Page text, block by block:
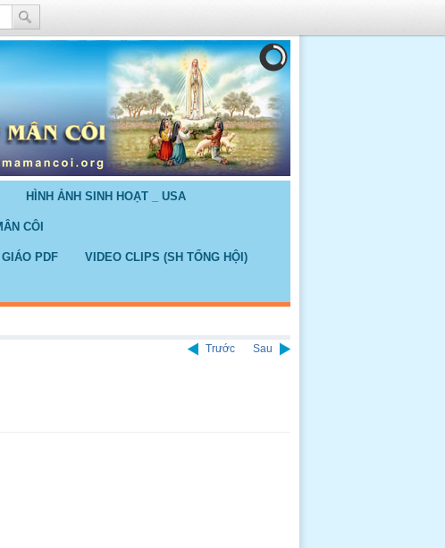
HÌNH ẢNH SINH HOẠT _ USA
CÔI
PDF VIDEO CLIPS (SH TỔNG HỘI)
Trước Sau